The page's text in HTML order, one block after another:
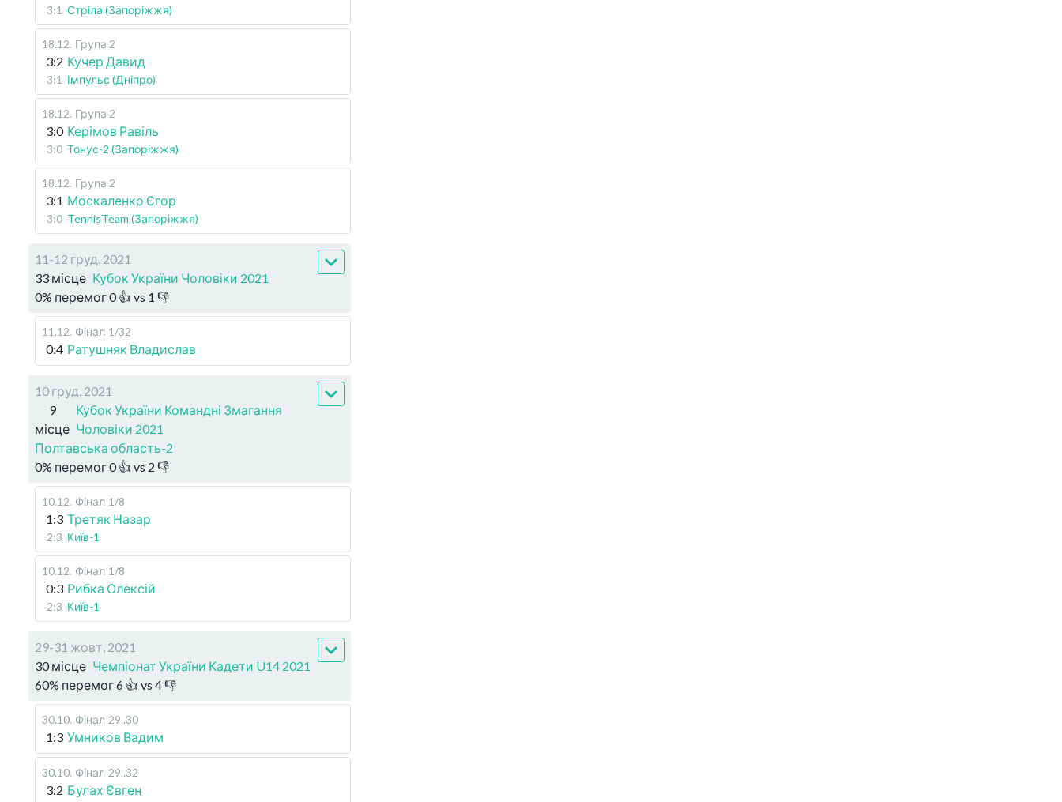
3:1 Стріла (Запоріжжя)
18.12. Група 2
3:2 Кучер Давид
3:1 Імпульс (Дніпро)
18.12. Група 2
3:0 Керімов Равіль
3:0 Тонус-2 (Запоріжжя)
18.12. Група 2
3:1 Москаленко Єгор
3:0 TennisTeam (Запоріжжя)
11-12 груд, 2021
33 місце Кубок України Чоловіки 2021
0% перемог0👍 vs 1 👎
11.12. Фінал 1/32
0:4 Ратушняк Владислав
10 груд, 2021
9
місце
Кубок України Командні Змагання
Чоловіки 2021
Полтавська область-2
0% перемог0👍 vs 2 👎
10.12. Фінал 1/8
1:3 Третяк Назар
2:3 Київ-1
10.12. Фінал 1/8
0:3 Рибка Олексій
2:3 Київ-1
29-31 жовт, 2021
30 місце Чемпіонат України Кадети U14 2021
60% перемог6 👍 vs 4👎
30.10. Фінал 29..30
1:3 Умников Вадим
30.10. Фінал 29..32
3:2 Булах Євген